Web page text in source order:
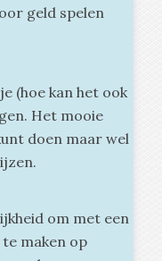
geld spelen
(hoe kan het ook
Het mooie
doen maar wel
om met een
te maken op